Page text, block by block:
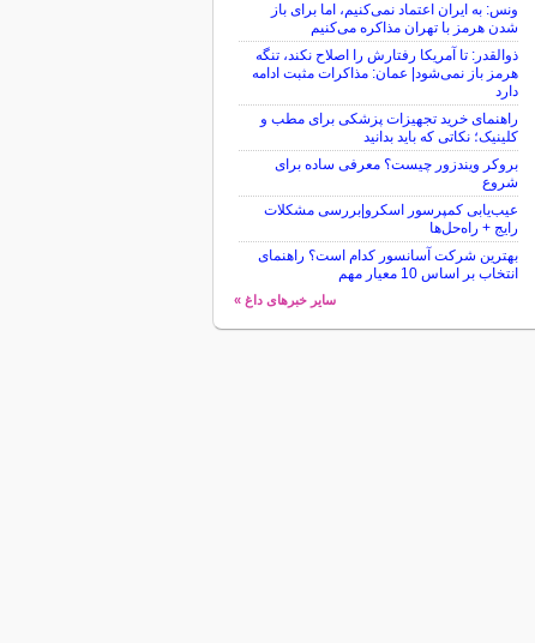
ونس: به ایران اعتماد نمی‌کنیم، اما برای باز
شدن هرمز با تهران مذاکره می‌کنیم
ذوالقدر: تا آمریکا رفتارش را اصلاح نکند، تنگه
هرمز باز نمی‌شود| عمان: مذاکرات مثبت ادامه
دارد
راهنمای خرید تجهیزات پزشکی برای مطب و
کلینیک؛ نکاتی که باید بدانید
بروکر ویندزور چیست؟ معرفی ساده برای
شروع
عیب‌یابی کمپرسور اسکرو|بررسی مشکلات
رایج + راه‌حل‌ها
بهترین شرکت آسانسور کدام است؟ راهنمای
انتخاب بر اساس 10 معیار مهم
سایر خبرهای داغ »